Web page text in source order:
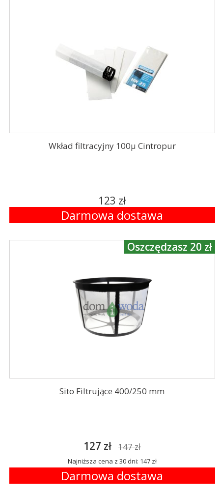
Wkład filtracyjny 100μ Cintropur
123 zł
Darmowa dostawa
Sito Filtrujące 400/250 mm
127 zł 147 zł
Najniższa cena z 30 dni: 147 zł
Darmowa dostawa
Oszczędzasz 20 zł